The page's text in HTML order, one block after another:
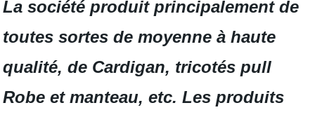
La société produit principalement de
toutes sortes de moyenne à haute
qualité, de Cardigan, tricotés pull
Robe et manteau, etc. Les produits